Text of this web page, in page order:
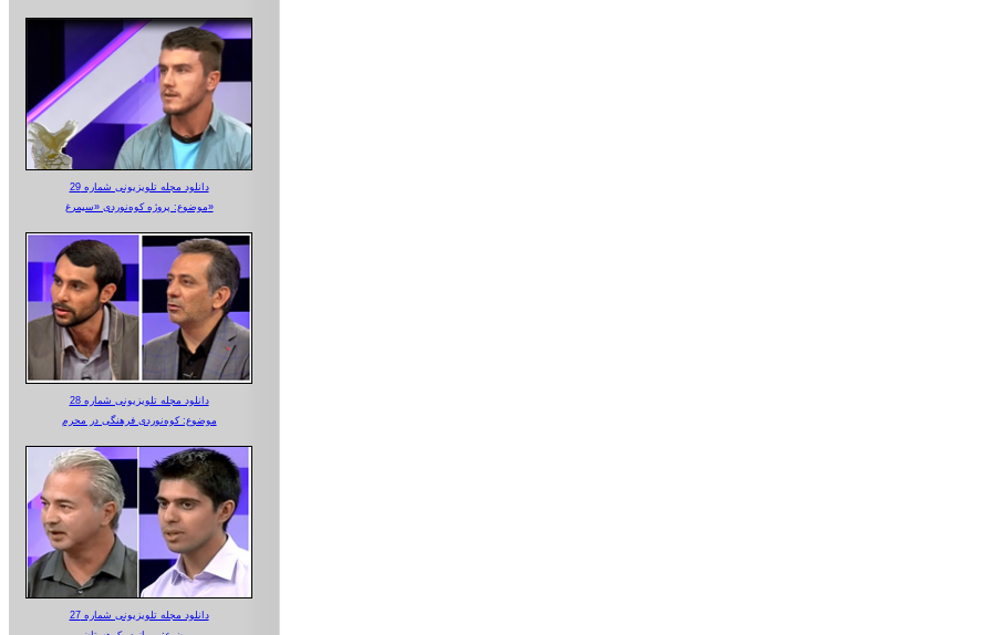
دانلود مجله تلویزیونی شماره 29
موضوع: پروژه کوه‌نوردی «سیمرغ»
دانلود مجله تلویزیونی شماره 28
موضوع: کوه‌نوردی فرهنگی در محرم
دانلود مجله تلویزیونی شماره 27